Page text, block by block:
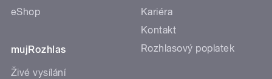
eShop
mujRozhlas
Živé vysílání
Kariéra
Kontakt
Rozhlasový poplatek